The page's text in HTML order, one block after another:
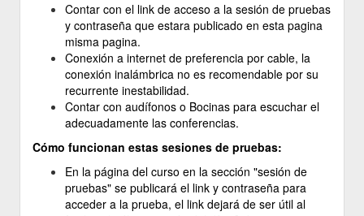
Contar con el link de acceso a la sesión de pruebas
y contraseña que estara publicado en esta pagina
misma pagina.
Conexión a internet de preferencia por cable, la
conexión inalámbrica no es recomendable por su
recurrente inestabilidad.
Contar con audífonos o Bocinas para escuchar el
adecuadamente las conferencias.
Cómo funcionan estas sesiones de pruebas:
En la página del curso en la sección "sesión de
pruebas" se publicará el link y contraseña para
acceder a la prueba, el link dejará de ser útil al